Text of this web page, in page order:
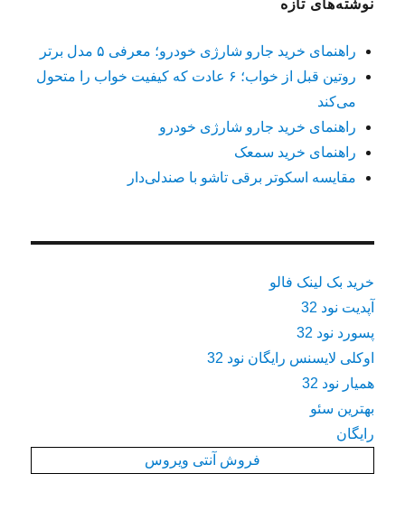
نوشته‌های تازه
راهنمای خرید جارو شارژی خودرو؛ معرفی ۵ مدل برتر
روتین قبل از خواب؛ ۶ عادت که کیفیت خواب را متحول
می‌کند
راهنمای خرید جارو شارژی خودرو
راهنمای خرید سمعک
مقایسه اسکوتر برقی تاشو با صندلی‌دار
خرید بک لینک فالو
آپدیت نود 32
پسورد نود 32
اوکلی لایسنس رایگان نود 32
همیار نود 32
بهترین سئو
رایگان
فروش آنتی ویروس